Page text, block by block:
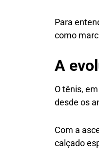
Para
como
A
O tênis,
desde os
Com a
calçado